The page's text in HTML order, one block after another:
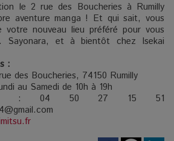
le 2 rue des Boucheries à Rumilly
aventure manga ! Et qui sait, vous
votre nouveau lieu préféré pour vous
Sayonara, et à bientôt chez Isekai
:
des Boucheries, 74150 Rumilly
au Samedi de 10h à 19h
: 04 50 27 15 51